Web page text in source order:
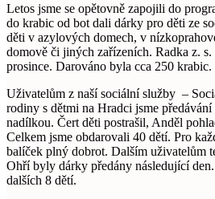
Letos jsme se opětovně zapojili do
do krabic od bot dali dárky pro děti ze
děti v azylových domech, v
domově či jiných zařízeních. Radka z.
prosince. Darováno byla cca 250 krabic.
Uživatelům z naší sociální služby –
rodiny s dětmi na Hradci jsme
nadílkou. Čert děti postrašil, Anděl
Celkem jsme obdarovali 40 dětí. Pro
balíček plný dobrot. Dalším uživatelům
Ohří byly dárky předány následující
dalších 8 dětí.